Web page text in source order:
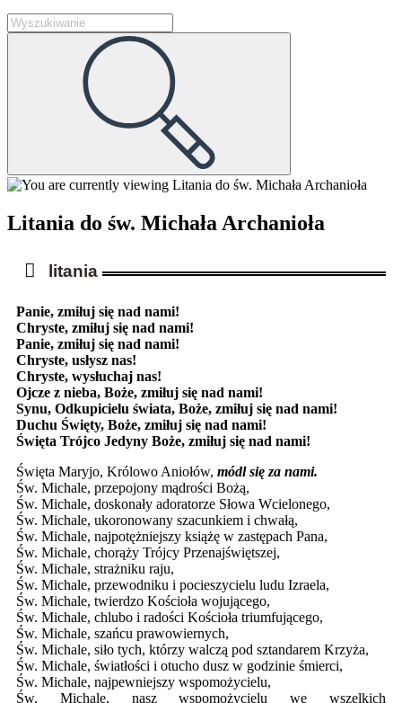
Litania do św. Michała Archanioła
litania
Panie, zmiłuj się nad nami!
Chryste, zmiłuj się nad nami!
Panie, zmiłuj się nad nami!
Chryste, usłysz nas!
Chryste, wysłuchaj nas!
Ojcze z nieba, Boże, zmiłuj się nad nami!
Synu, Odkupicielu świata, Boże, zmiłuj się nad nami!
Duchu Święty, Boże, zmiłuj się nad nami!
Święta Trójco Jedyny Boże, zmiłuj się nad nami!
Święta Maryjo, Królowo Aniołów, módl się za nami.
Św. Michale, przepojony mądrości Bożą,
Św. Michale, doskonały adoratorze Słowa Wcielonego,
Św. Michale, ukoronowany szacunkiem i chwałą,
Św. Michale, najpotężniejszy książę w zastępach Pana,
Św. Michale, chorąży Trójcy Przenajświętszej,
Św. Michale, strażniku raju,
Św. Michale, przewodniku i pocieszycielu ludu Izraela,
Św. Michale, twierdzo Kościoła wojującego,
Św. Michale, chlubo i radości Kościoła triumfującego,
Św. Michale, szańcu prawowiernych,
Św. Michale, siło tych, którzy walczą pod sztandarem Krzyża,
Św. Michale, światłości i otucho dusz w godzinie śmierci,
Św. Michale, najpewniejszy wspomożycielu,
Św. Michale, nasz wspomożycielu we wszelkich